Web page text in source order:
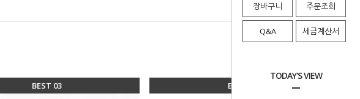
장바구니 주문조회
Q&A 세금계산서
TODAY'S VIEW
BEST 03 BEST 04